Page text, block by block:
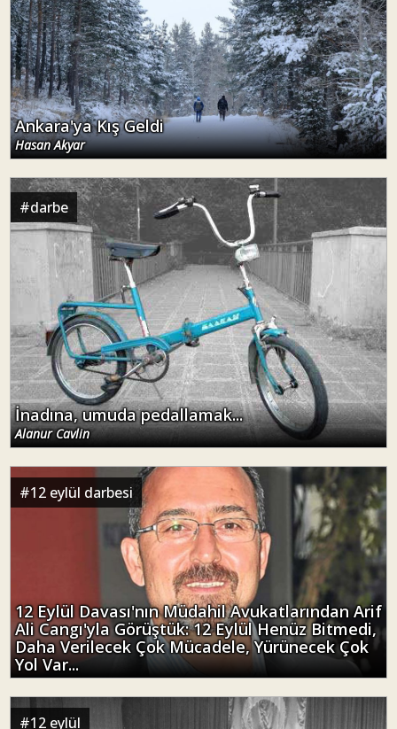
Ankara'ya Kış Geldi
Hasan Akyar
#darbe
İnadına, umuda pedallamak...
Alanur Cavlin
#12 eylül darbesi
12 Eylül Davası'nın Müdahil Avukatlarından Arif
Ali Cangı'yla Görüştük: 12 Eylül Henüz Bitmedi,
Daha Verilecek Çok Mücadele, Yürünecek Çok
Yol Var...
#12 eylül